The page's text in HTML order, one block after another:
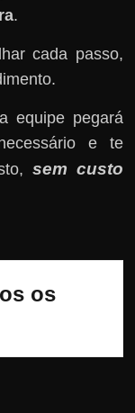
.
cada passo,
equipe pegará
e te
sem custo
os